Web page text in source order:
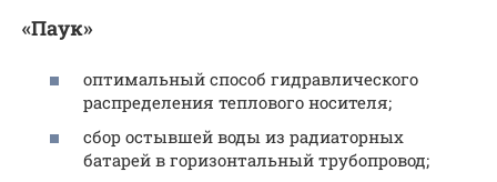
«Паук»
оптимальный способ гидравлического
распределения теплового носителя;
сбор остывшей воды из радиаторных
батарей в горизонтальный трубопровод;